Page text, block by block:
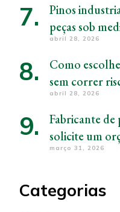
Pinos
peças sob
abril 28, 2026
Como
sem correr
abril 28, 2026
Fabricante
solicite um
março 31, 2026
Categorias